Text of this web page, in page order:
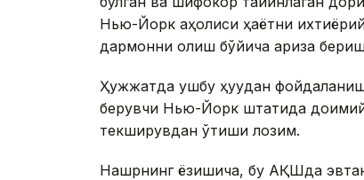
Нью-Йорк аҳолиси ҳаётни
дармонни олиш бўйича ариза бериш
Ҳужжатда ушбу ҳуқуқдан
берувчи Нью-Йорк штатида
текширувдан ўтиши лозим.
Нашрнинг ёзишича, бу АҚШда